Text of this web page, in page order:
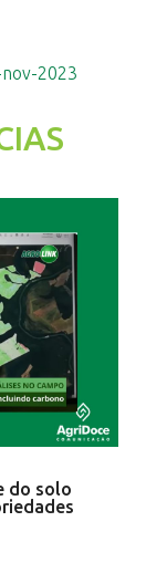
2023
do solo